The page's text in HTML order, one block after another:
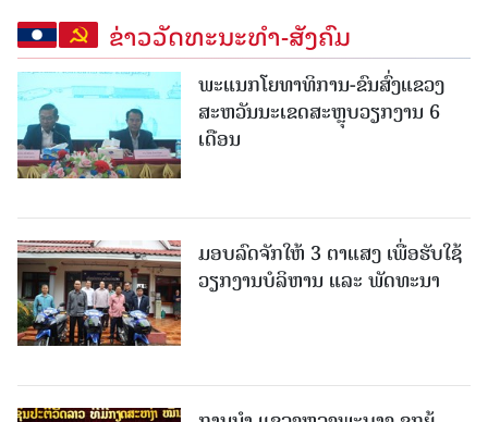
ຂ່າວວັດທະນະທຳ-ສັງຄົມ
ພະແນກໂຍທາທິການ-ຂົນສົ່ງແຂວງ
ສະຫວັນນະເຂດສະຫຼຸບວຽກງານ 6
ເດືອນ
ມອບລົດຈັກໃຫ້ 3 ຕາແສງ ເພື່ອຮັບໃຊ້
ວຽກງານບໍລິຫານ ແລະ ພັດທະນາ